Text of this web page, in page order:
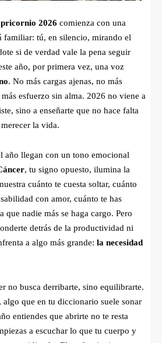
2026 comienza con una
familiar: tú, en silencio, mirando el
si de verdad vale la pena seguir
año, por primera vez, una voz
. No más cargas ajenas, no más
esfuerzo sin alma. 2026 no viene a
sino a enseñarte que no hace falta
la vida.
año llegan con un tono emocional
, tu signo opuesto, ilumina la
cuánto te cuesta soltar, cuánto
con amor, cuánto te has
que nadie más se haga cargo. Pero
detrás de la productividad ni
a algo más grande: la necesidad
no busca derribarte, sino equilibrarte.
que en tu diccionario suele sonar
entiendes que abrirte no te resta
a escuchar lo que tu cuerpo y